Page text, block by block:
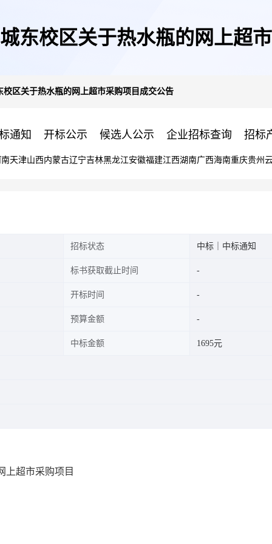
东校区关于热水瓶的网上超
校区关于热水瓶的网上超市采购项目成交公告
通知 开标公示 候选人公示 企业招标查询 招标
天津山西内蒙古辽宁吉林黑龙江安徽福建江西湖南广西海南重庆贵州
招标状态 中标｜中标通知
标书获取截止时间
开标时间
预算金额
中标金额 1695元
上超市采购项目